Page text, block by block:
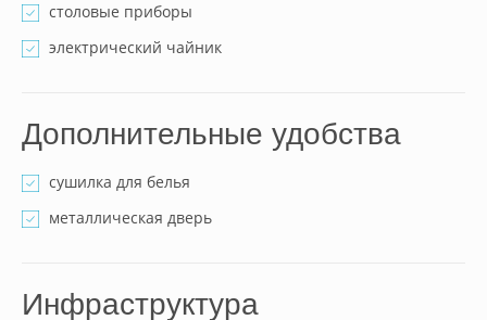
столовые приборы
электрический чайник
Дополнительные удобства
сушилка для белья
металлическая дверь
Инфраструктура